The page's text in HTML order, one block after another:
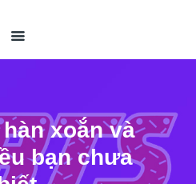
xoắn và
bạn chưa
HÀN
ĐÚC